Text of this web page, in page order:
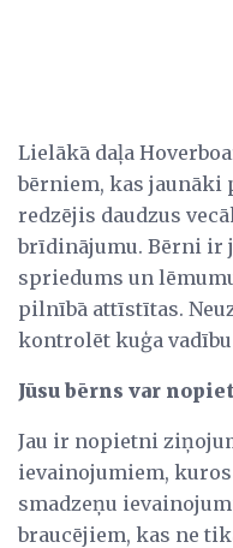
Lielākā daļa
bērniem, kas jaunāki
redzējis daudzus
brīdinājumu. Bērni ir
spriedums un
pilnībā attīstītas.
kontrolēt kuģa
Jūsu bērns var
Jau ir nopietni
ievainojumiem,
smadzeņu
braucējiem, kas ne